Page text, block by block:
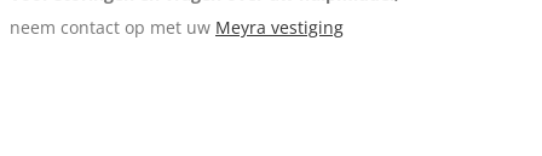
neem contact op met uw Meyra vestiging